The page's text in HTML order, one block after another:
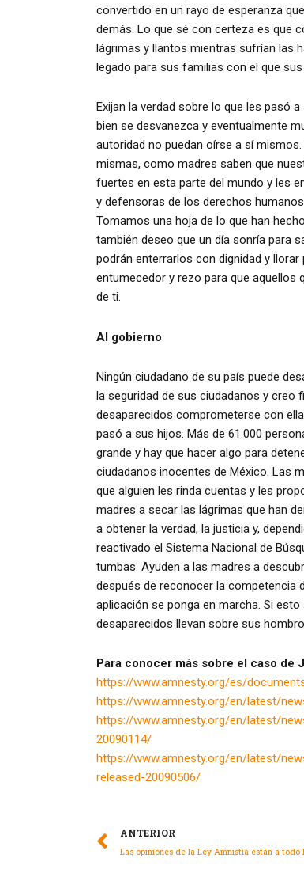
convertido en un rayo de esperanza
demás. Lo que sé con certeza es que
lágrimas y llantos mientras sufrían las
legado para sus familias con el que
Exijan la verdad sobre lo que les pasó
bien se desvanezca y eventualmente
autoridad no puedan oírse a sí
mismas, como madres saben que
fuertes en esta parte del mundo y les
y defensoras de los derechos
Tomamos una hoja de lo que han
también deseo que un día sonría para
podrán enterrarlos con dignidad y
entumecedor y rezo para que aquellos
de ti.
Al gobierno
Ningún ciudadano de su país puede
la seguridad de sus ciudadanos y creo
desaparecidos comprometerse con
pasó a sus hijos. Más de 61.000
grande y hay que hacer algo para
ciudadanos inocentes de México. Las
que alguien les rinda cuentas y les
madres a secar las lágrimas que han
a obtener la verdad, la justicia y,
reactivado el Sistema Nacional de
tumbas. Ayuden a las madres a
después de reconocer la competencia
aplicación se ponga en marcha. Si
desaparecidos llevan sobre sus
Para conocer más sobre el caso de
https://www.amnesty.org/es/
https://www.amnesty.org/en/latest/
https://www.amnesty.org/en/latest/
20090114/
https://www.amnesty.org/en/latest/
released-20090506/
ANTERIOR